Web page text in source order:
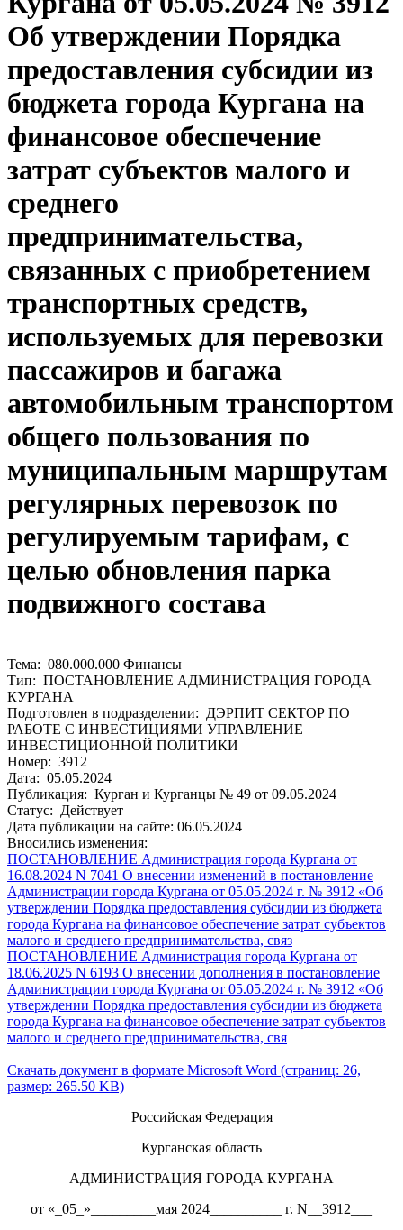
Об утверждении Порядка
предоставления субсидии из
бюджета города Кургана на
финансовое обеспечение
затрат субъектов малого и
среднего
предпринимательства,
связанных с приобретением
транспортных средств,
используемых для перевозки
пассажиров и багажа
автомобильным транспортом
общего пользования по
муниципальным маршрутам
регулярных перевозок по
регулируемым тарифам, с
целью обновления парка
подвижного состава
Тема: 080.000.000 Финансы
Тип: ПОСТАНОВЛЕНИЕ АДМИНИСТРАЦИЯ ГОРОДА
КУРГАНА
Подготовлен в подразделении: ДЭРПИТ СЕКТОР ПО
РАБОТЕ С ИНВЕСТИЦИЯМИ УПРАВЛЕНИЕ
ИНВЕСТИЦИОННОЙ ПОЛИТИКИ
Номер: 3912
Дата: 05.05.2024
Публикация: Курган и Курганцы № 49 от 09.05.2024
Статус: Действует
Дата публикации на сайте: 06.05.2024
Вносились изменения:
ПОСТАНОВЛЕНИЕ Администрация города Кургана от
16.08.2024 N 7041 О внесении изменений в постановление
Администрации города Кургана от 05.05.2024 г. № 3912 «Об
утверждении Порядка предоставления субсидии из бюджета
города Кургана на финансовое обеспечение затрат субъектов
малого и среднего предпринимательства, связ
ПОСТАНОВЛЕНИЕ Администрация города Кургана от
18.06.2025 N 6193 О внесении дополнения в постановление
Администрации города Кургана от 05.05.2024 г. № 3912 «Об
утверждении Порядка предоставления субсидии из бюджета
города Кургана на финансовое обеспечение затрат субъектов
малого и среднего предпринимательства, свя
Скачать документ в формате Microsoft Word (страниц: 26,
размер: 265.50 KB)
Российская Федерация
Курганская область
АДМИНИСТРАЦИЯ ГОРОДА КУРГАНА
от «_05_»_________мая 2024__________ г. N__3912___